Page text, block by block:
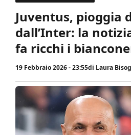
Juventus, pioggia
dall’Inter: la
fa ricchi i
19 Febbraio 2026 - 23:55di Laura